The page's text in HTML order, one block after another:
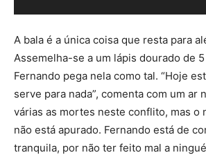
A bala é a única coisa que resta para
Assemelha-se a um lápis dourado de
Fernando pega nela como tal. “Hoje
serve para nada”, comenta com um ar
várias as mortes neste conflito, mas o
não está apurado. Fernando está de
tranquila, por não ter feito mal a